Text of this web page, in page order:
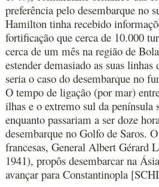
preferência pelo desembarque no
Hamilton tinha recebido
fortificação que cerca de 10.000
cerca de um mês na região de
estender demasiado as suas
seria o caso do desembarque no
O tempo de ligação (por mar)
ilhas e o extremo sul da península
enquanto passariam a ser doze
desembarque no Golfo de Saros.
francesas, General Albert Gérard
1941), propôs desembarcar na
avançar para Constantinopla